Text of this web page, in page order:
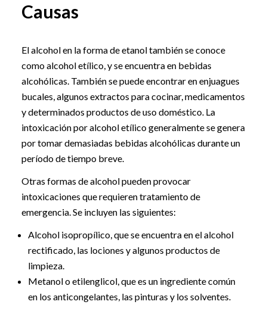
Causas
El alcohol en la forma de etanol también se conoce
como alcohol etílico, y se encuentra en bebidas
alcohólicas. También se puede encontrar en enjuagues
bucales, algunos extractos para cocinar, medicamentos
y determinados productos de uso doméstico. La
intoxicación por alcohol etílico generalmente se genera
por tomar demasiadas bebidas alcohólicas durante un
período de tiempo breve.
Otras formas de alcohol pueden provocar
intoxicaciones que requieren tratamiento de
emergencia. Se incluyen las siguientes:
Alcohol isopropílico, que se encuentra en el alcohol
rectificado, las lociones y algunos productos de
limpieza.
Metanol o etilenglicol, que es un ingrediente común
en los anticongelantes, las pinturas y los solventes.